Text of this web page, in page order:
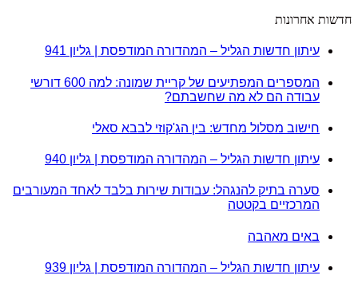
חדשות אחרונות
עיתון חדשות הגליל – המהדורה המודפסת | גליון 941
המספרים המפתיעים של קריית שמונה: למה 600 דורשי
עבודה הם לא מה שחשבתם?
חישוב מסלול מחדש: בין הג'קוזי לבבא סאלי
עיתון חדשות הגליל – המהדורה המודפסת | גליון 940
סערה בתיק להנגהל: עבודות שירות בלבד לאחד המעורבים
המרכזיים בקטטה
באים מאהבה
עיתון חדשות הגליל – המהדורה המודפסת | גליון 939